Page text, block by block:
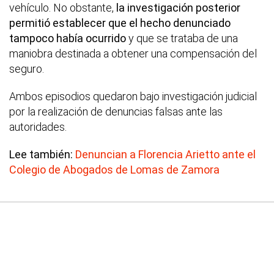
vehículo. No obstante, la investigación posterior
permitió establecer que el hecho denunciado
tampoco había ocurridoy que se trataba de una
maniobra destinada a obtener una compensación del
seguro.
Ambos episodios quedaron bajo investigación judicial
por la realización de denuncias falsas ante las
autoridades.
Lee también: Denuncian a Florencia Arietto ante el
Colegio de Abogados de Lomas de Zamora